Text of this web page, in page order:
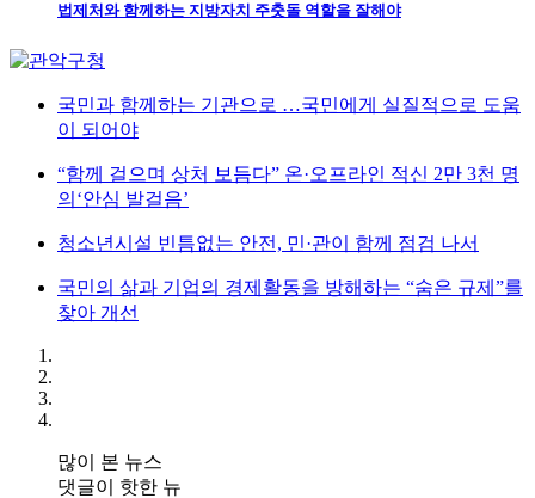
법제처와 함께하는 지방자치 주춧돌 역할을 잘해야
국민과 함께하는 기관으로 …국민에게 실질적으로 도움
이 되어야
“함께 걸으며 상처 보듬다” 온·오프라인 적신 2만 3천 명
의‘안심 발걸음’
청소년시설 빈틈없는 안전, 민·관이 함께 점검 나서
국민의 삶과 기업의 경제활동을 방해하는 “숨은 규제”를
찾아 개선
많이 본 뉴스
댓글이 핫한 뉴